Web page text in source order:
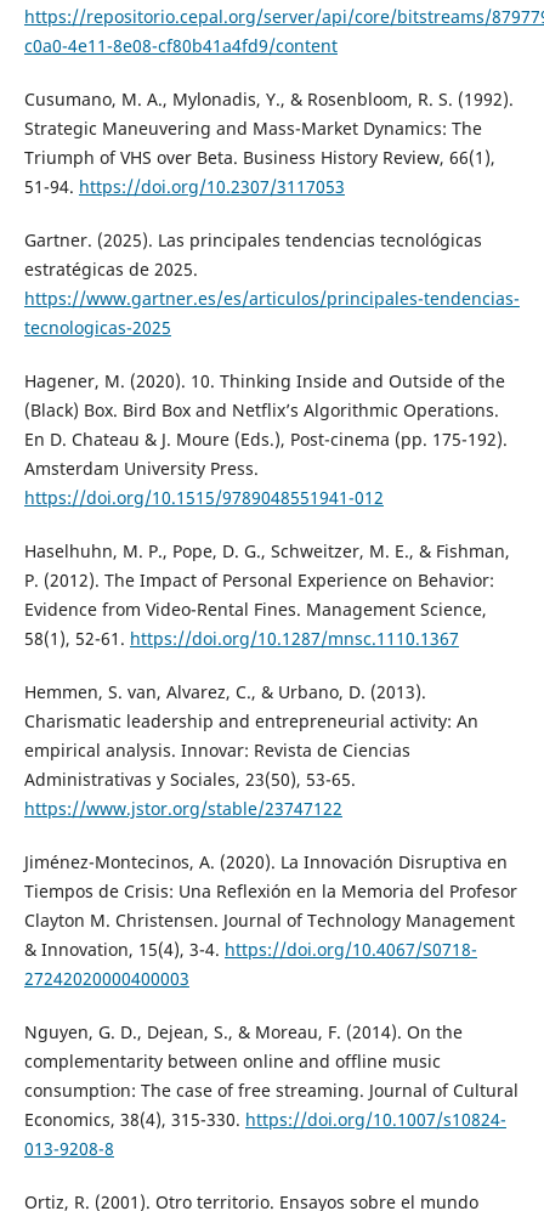
https://repositorio.cepal.org/server/api/core/bitstreams/
c0a0-4e11-8e08-cf80b41a4fd9/content
Cusumano, M. A., Mylonadis, Y., & Rosenbloom, R. S. (1992).
Strategic Maneuvering and Mass-Market Dynamics: The
Triumph of VHS over Beta. Business History Review, 66(1),
51-94. https://doi.org/10.2307/3117053
Gartner. (2025). Las principales tendencias tecnológicas
estratégicas de 2025.
https://www.gartner.es/es/articulos/principales-tendencias-
tecnologicas-2025
Hagener, M. (2020). 10. Thinking Inside and Outside of the
(Black) Box. Bird Box and Netflix’s Algorithmic Operations.
En D. Chateau & J. Moure (Eds.), Post-cinema (pp. 175-192).
Amsterdam University Press.
https://doi.org/10.1515/9789048551941-012
Haselhuhn, M. P., Pope, D. G., Schweitzer, M. E., & Fishman,
P. (2012). The Impact of Personal Experience on Behavior:
Evidence from Video-Rental Fines. Management Science,
58(1), 52-61. https://doi.org/10.1287/mnsc.1110.1367
Hemmen, S. van, Alvarez, C., & Urbano, D. (2013).
Charismatic leadership and entrepreneurial activity: An
empirical analysis. Innovar: Revista de Ciencias
Administrativas y Sociales, 23(50), 53-65.
https://www.jstor.org/stable/23747122
Jiménez-Montecinos, A. (2020). La Innovación Disruptiva en
Tiempos de Crisis: Una Reflexión en la Memoria del Profesor
Clayton M. Christensen. Journal of Technology Management
& Innovation, 15(4), 3-4. https://doi.org/10.4067/S0718-
27242020000400003
Nguyen, G. D., Dejean, S., & Moreau, F. (2014). On the
complementarity between online and offline music
consumption: The case of free streaming. Journal of Cultural
Economics, 38(4), 315-330. https://doi.org/10.1007/s10824-
013-9208-8
Ortiz, R. (2001). Otro territorio. Ensayos sobre el mundo